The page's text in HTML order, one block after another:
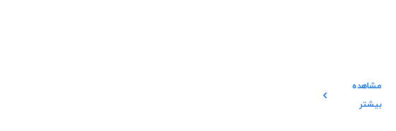
مشاهده
بیشتر